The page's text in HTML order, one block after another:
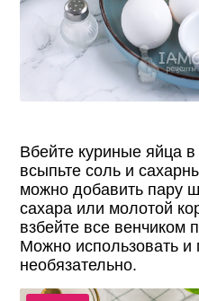
Вбейте куриные яйца в
всыпьте соль и
можно добавить пару
сахара или молотой
взбейте все венчиком
Можно использовать и
необязательно.